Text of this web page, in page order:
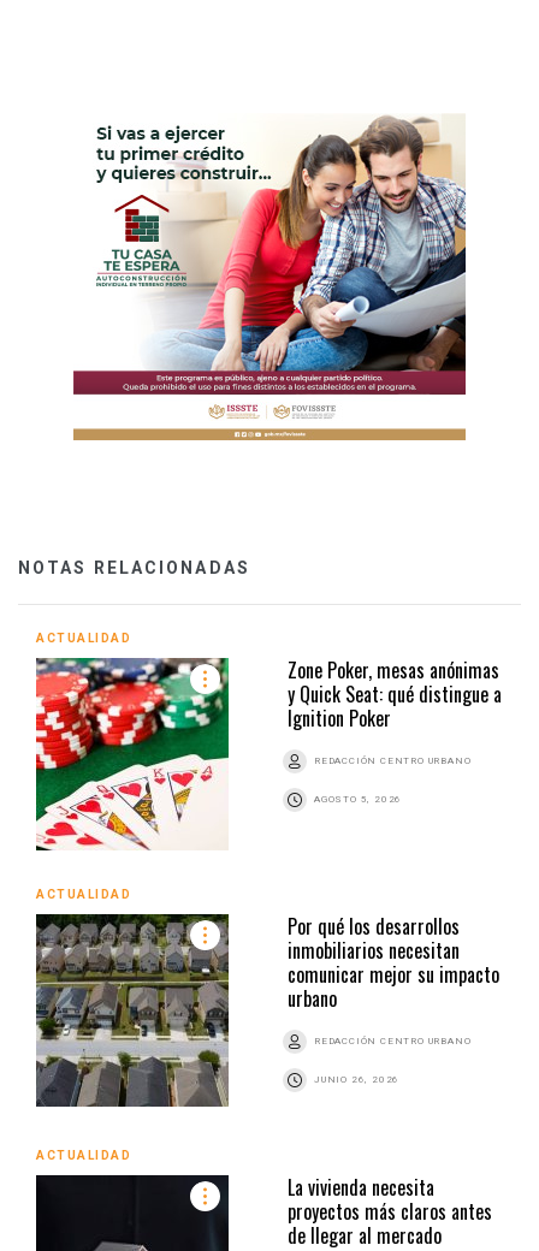
NOTAS RELACIONADAS
ACTUALIDAD
Zone Poker, mesas anónimas
y Quick Seat: qué distingue a
Ignition Poker
REDACCIÓN CENTRO URBANO
AGOSTO 5, 2026
ACTUALIDAD
Por qué los desarrollos
inmobiliarios necesitan
comunicar mejor su impacto
urbano
REDACCIÓN CENTRO URBANO
JUNIO 26, 2026
ACTUALIDAD
La vivienda necesita
proyectos más claros antes
de llegar al mercado